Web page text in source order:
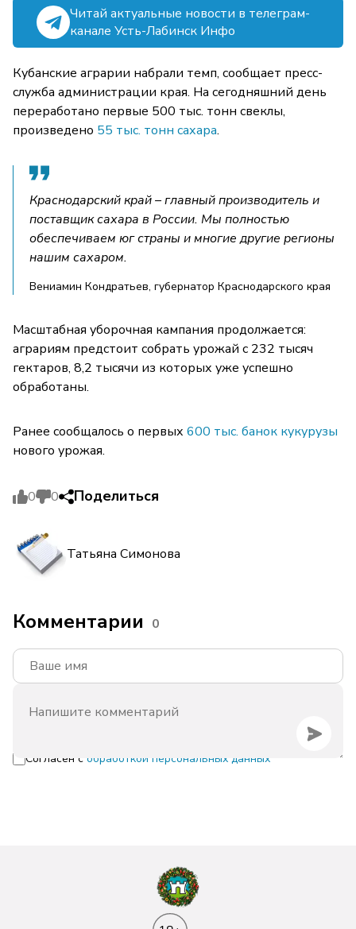
Читай актуальные новости в телеграм-
канале Усть-Лабинск Инфо
Кубанские аграрии набрали темп, сообщает пресс-
служба администрации края. На сегодняшний день
переработано первые 500 тыс. тонн свеклы,
произведено 55 тыс. тонн сахара.
Краснодарский край – главный производитель и
поставщик сахара в России. Мы полностью
обеспечиваем юг страны и многие другие регионы
нашим сахаром.
Вениамин Кондратьев, губернатор Краснодарского края
Масштабная уборочная кампания продолжается:
аграриям предстоит собрать урожай с 232 тысяч
гектаров, 8,2 тысячи из которых уже успешно
обработаны.
Ранее сообщалось о первых 600 тыс. банок кукурузы
нового урожая.
0 0 Поделиться
Татьяна Симонова
Комментарии 0
Согласен с обработкой персональных данных